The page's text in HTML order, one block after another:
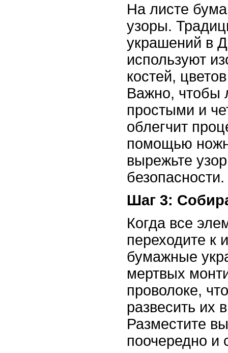
На листе
узоры.
украшений в
используют
костей,
Важно, чтобы
простыми и
облегчит
помощью
вырежьте
безопасности.
Шаг 3:
Когда все
переходите к
бумажные
мертвых
проволоке,
развесить их
Разместите
поочередно и